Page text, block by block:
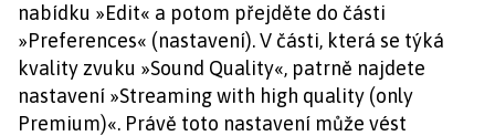
nabídku »Edit« a potom přejděte do části
»Preferences« (nastavení). V části, která se týká
kvality zvuku »Sound Quality«, patrně najdete
nastavení »Streaming with high quality (only
Premium)«. Právě toto nastavení může vést